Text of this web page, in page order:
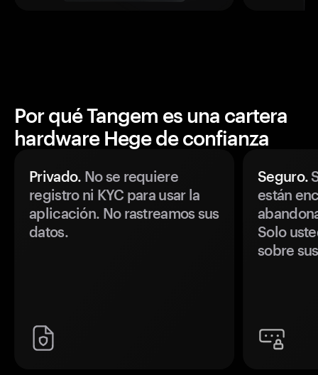
Por qué Tangem es una cartera
hardware Hege de confianza
Privado. No se requiere
registro ni KYC para usar la
aplicación. No rastreamos sus
datos.
Seguro.
están
Solo
sobre